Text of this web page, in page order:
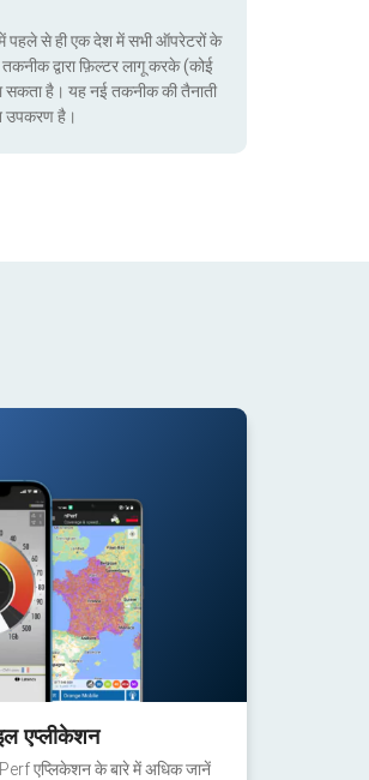
पहले से ही एक देश में सभी ऑपरेटरों के
द्वारा फ़िल्टर लागू करके (कोई
सकता है। यह नई तकनीक की तैनाती
उपकरण है।
एप्लीकेशन
एप्लिकेशन के बारे में अधिक जानें